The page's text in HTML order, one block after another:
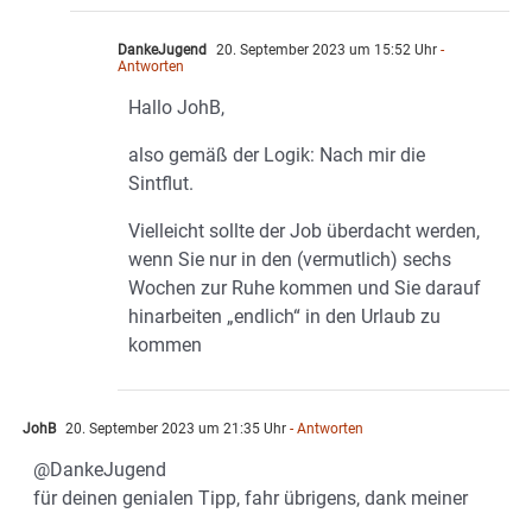
DankeJugend 20. September 2023 um 15:52 Uhr -
Antworten
Hallo JohB,
also gemäß der Logik: Nach mir die
Sintflut.
Vielleicht sollte der Job überdacht werden,
wenn Sie nur in den (vermutlich) sechs
Wochen zur Ruhe kommen und Sie darauf
hinarbeiten „endlich“ in den Urlaub zu
kommen
JohB 20. September 2023 um 21:35 Uhr - Antworten
@DankeJugend
für deinen genialen Tipp, fahr übrigens, dank meiner